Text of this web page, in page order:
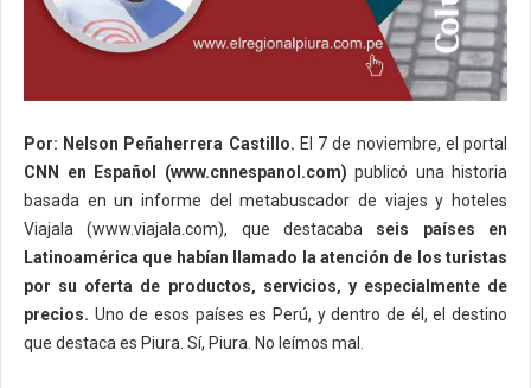
Por: Nelson Peñaherrera Castillo. El 7 de noviembre, el portal
CNN en Español (www.cnnespanol.com) publicó una historia
basada en un informe del metabuscador de viajes y hoteles
Viajala (www.viajala.com), que destacaba seis países en
Latinoamérica que habían llamado la atención de los turistas
por su oferta de productos, servicios, y especialmente de
precios. Uno de esos países es Perú, y dentro de él, el destino
que destaca es Piura. Sí, Piura. No leímos mal.